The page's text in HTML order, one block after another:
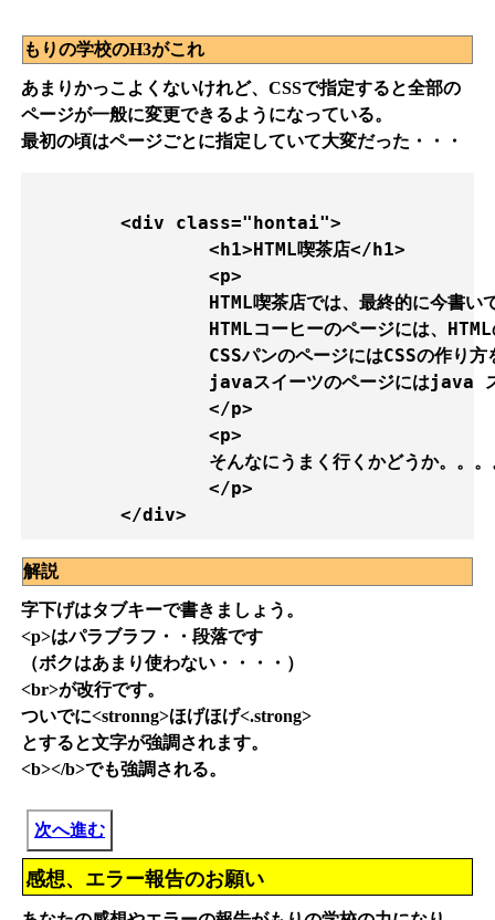
もりの学校のH3がこれ
あまりかっこよくないけれど、CSSで指定すると全部の
ページが一般に変更できるようになっている。
最初の頃はページごとに指定していて大変だった・・・
解説
字下げはタブキーで書きましょう。
<p>はパラブラフ・・段落です
（ボクはあまり使わない・・・・）
<br>が改行です。
ついでに<stronng>ほげほげ<.strong>
とすると文字が強調されます。
<b></b>でも強調される。
次へ進む
感想、エラー報告のお願い